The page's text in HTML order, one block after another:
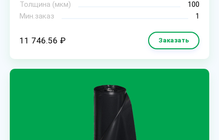
Толщина (мкм)
100
Мин.заказ
1
11 746.56 ₽ Заказать